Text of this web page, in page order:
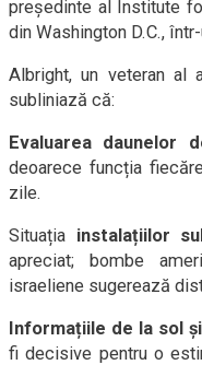
președinte al Institute
din Washington D.C.,
Albright, un veteran al
subliniază că:
Evaluarea daunelor
deoarece funcția
zile.
Situația instalațiilor
apreciat; bombe
israeliene sugerează
Informațiile de la sol
fi decisive pentru o